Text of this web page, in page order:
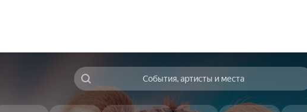
События, артисты и места